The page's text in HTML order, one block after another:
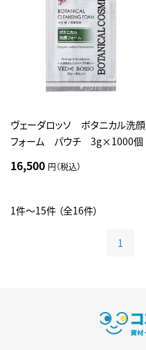
ヴェーダロッソ ボタニカル洗顔
フォーム パウチ 3g×1000個
16,500 円（税込）
1件～15件 （全16件）
1